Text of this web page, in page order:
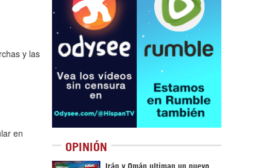
y las
en
OPINIÓN
Irán y Omán ultiman un nuevo